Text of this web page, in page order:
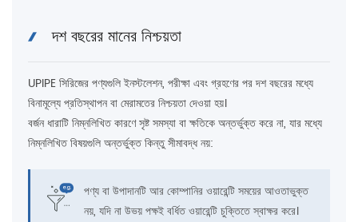
দশ বছরের মানের নিশ্চয়তা
UPIPE সিরিজের পণ্যগুলি ইনস্টলেশন, পরীক্ষা এবং গ্রহণের পর দশ বছরের মধ্যে
বিনামূল্যে প্রতিস্থাপন বা মেরামতের নিশ্চয়তা দেওয়া হয়।
বর্জন ধারাটি নিম্নলিখিত কারণে সৃষ্ট সমস্যা বা ক্ষতিকে অন্তর্ভুক্ত করে না, যার মধ্যে
নিম্নলিখিত বিষয়গুলি অন্তর্ভুক্ত কিন্তু সীমাবদ্ধ নয়:
পণ্য বা উপাদানটি আর কোম্পানির ওয়ারেন্টি সময়ের আওতাভুক্ত
নয়, যদি না উভয় পক্ষই বর্ধিত ওয়ারেন্টি চুক্তিতে স্বাক্ষর করে।